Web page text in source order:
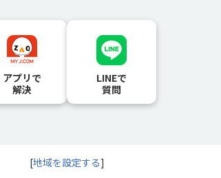
アプリで
解決
LINEで
質問
[地域を設定する]